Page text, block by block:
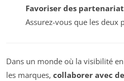
Favoriser des
Assurez-vous que les deux
Dans un monde où la visibilité
les marques, collaborer avec